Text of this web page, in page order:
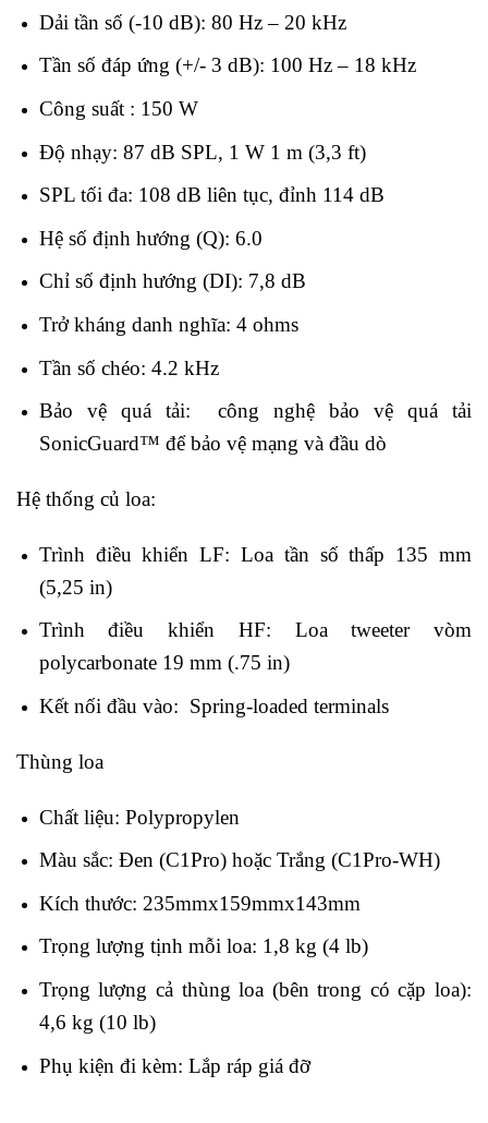
Dải tần số (-10 dB): 80 Hz – 20 kHz
Tần số đáp ứng (+/- 3 dB): 100 Hz – 18 kHz
Công suất : 150 W
Độ nhạy: 87 dB SPL, 1 W 1 m (3,3 ft)
SPL tối đa: 108 dB liên tục, đỉnh 114 dB
Hệ số định hướng (Q): 6.0
Chỉ số định hướng (DI): 7,8 dB
Trở kháng danh nghĩa: 4 ohms
Tần số chéo: 4.2 kHz
Bảo vệ quá tải: công nghệ bảo vệ quá tải
SonicGuard™ để bảo vệ mạng và đầu dò
Hệ thống củ loa:
Trình điều khiển LF: Loa tần số thấp 135 mm
(5,25 in)
Trình điều khiển HF: Loa tweeter vòm
polycarbonate 19 mm (.75 ​​in)
Kết nối đầu vào: Spring-loaded terminals
Thùng loa
Chất liệu: Polypropylen
Màu sắc: Đen (C1Pro) hoặc Trắng (C1Pro-WH)
Kích thước: 235mmx159mmx143mm
Trọng lượng tịnh mỗi loa: 1,8 kg (4 lb)
Trọng lượng cả thùng loa (bên trong có cặp loa):
4,6 kg (10 lb)
Phụ kiện đi kèm: Lắp ráp giá đỡ